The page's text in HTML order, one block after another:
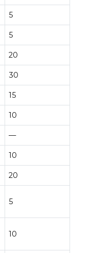
5
5
20
30
15
10
—
10
20
5
10